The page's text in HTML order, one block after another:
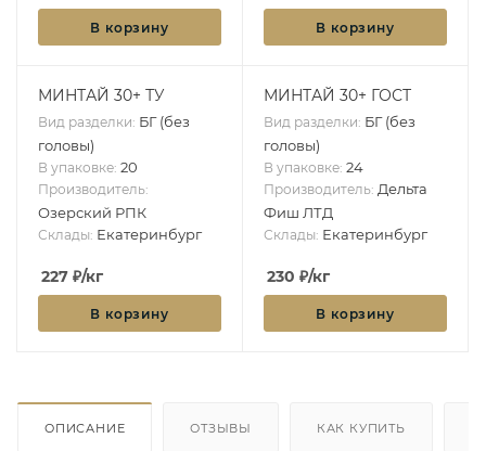
В корзину В корзину
МИНТАЙ 30+ ТУ
Вид разделки: БГ (без
головы)
В упаковке: 20
Производитель:
Озерский РПК
Склады: Екатеринбург
227 ₽/кг
В корзину
МИНТАЙ 30+ ГОСТ
Вид разделки: БГ (без
головы)
В упаковке: 24
Производитель: Дельта
Фиш ЛТД
Склады: Екатеринбург
230 ₽/кг
В корзину
ОПИСАНИЕ ОТЗЫВЫ КАК КУПИТЬ